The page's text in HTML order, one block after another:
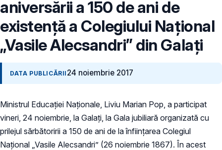
aniversării a 150 de ani de
existență a Colegiului Național
„Vasile Alecsandri” din Galați
DATA PUBLICĂRII 24 noiembrie 2017
Ministrul Educației Naționale, Liviu Marian Pop, a participat
vineri, 24 noiembrie, la Galați, la Gala jubiliară organizată cu
prilejul sărbătoririi a 150 de ani de la înființarea Colegiul
Național „Vasile Alecsandri” (26 noiembrie 1867). În acest